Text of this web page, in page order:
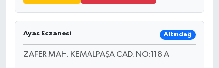
Ayas Eczanesi Altındağ
ZAFER MAH. KEMALPAŞA CAD. NO:118 A